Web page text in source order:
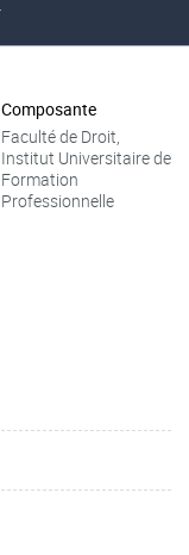
Composante
Faculté de Droit,
Institut Universitaire de
Formation
Professionnelle